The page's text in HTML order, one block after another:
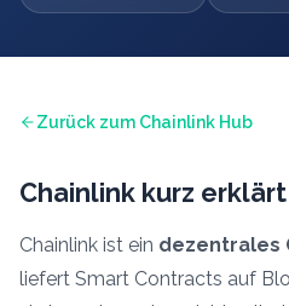
Zurück zum Chainlink Hub
Chainlink kurz erklärt
Chainlink ist ein dezentrales
liefert Smart Contracts auf